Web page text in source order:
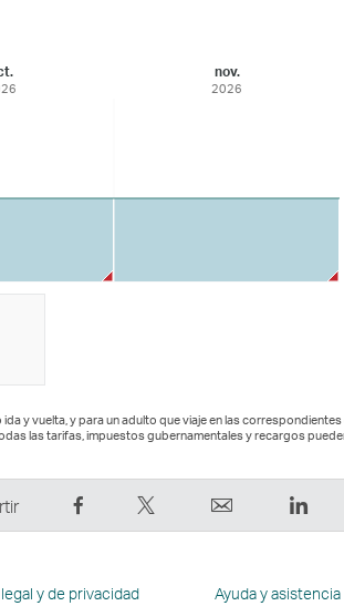
nov.
2026
y vuelta, y para un adulto que viaje en las
las tarifas, impuestos gubernamentales y recargos
Compartir
en
Tuitear:
El
Correo
electrónico
enlace
El
y de privacidad Ayuda y asistencia